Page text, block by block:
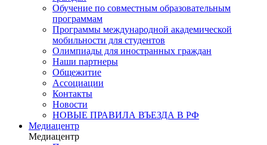
Обучение по совместным образовательным
программам
Программы международной академической
мобильности для студентов
Олимпиады для иностранных граждан
Наши партнеры
Общежитие
Ассоциации
Контакты
Новости
НОВЫЕ ПРАВИЛА ВЪЕЗДА В РФ
Медиацентр
Медиацентр